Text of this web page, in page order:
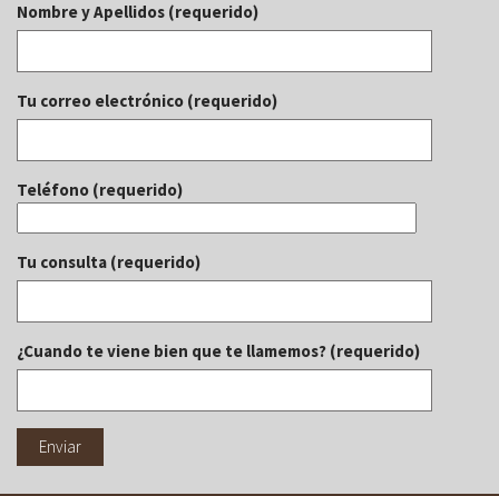
Nombre y Apellidos (requerido)
Tu correo electrónico (requerido)
Teléfono (requerido)
Tu consulta (requerido)
¿Cuando te viene bien que te llamemos? (requerido)